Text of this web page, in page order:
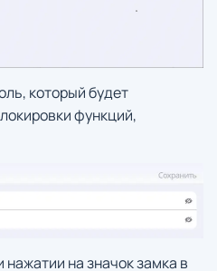
который будет
функций,
на значок замка в